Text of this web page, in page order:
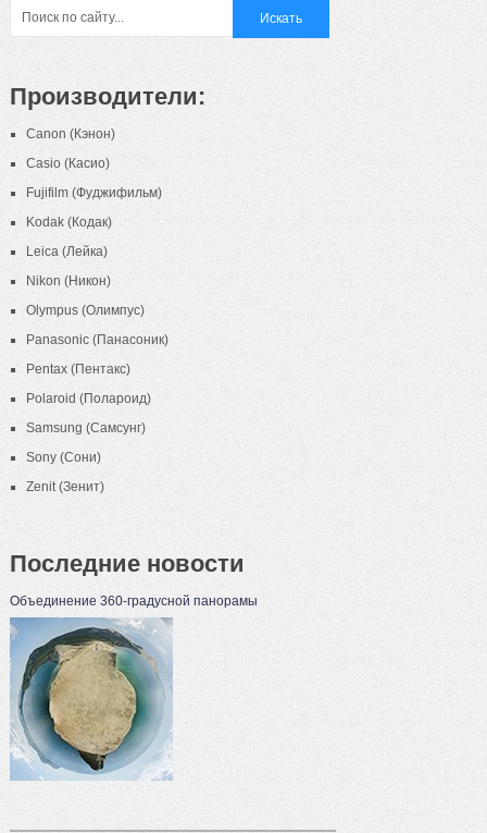
Производители:
Canon (Кэнон)
Casio (Касио)
Fujifilm (Фуджифильм)
Kodak (Кодак)
Leica (Лейка)
Nikon (Никон)
Olympus (Олимпус)
Panasonic (Панасоник)
Pentax (Пентакс)
Polaroid (Полароид)
Samsung (Самсунг)
Sony (Сони)
Zenit (Зенит)
Последние новости
Объединение 360-градусной панорамы